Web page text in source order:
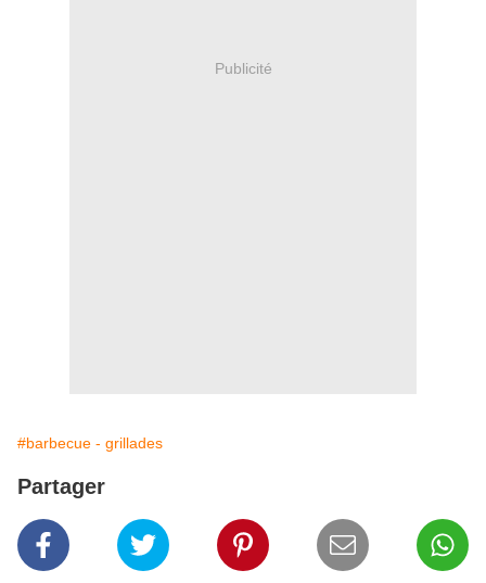
Publicité
#barbecue - grillades
Partager